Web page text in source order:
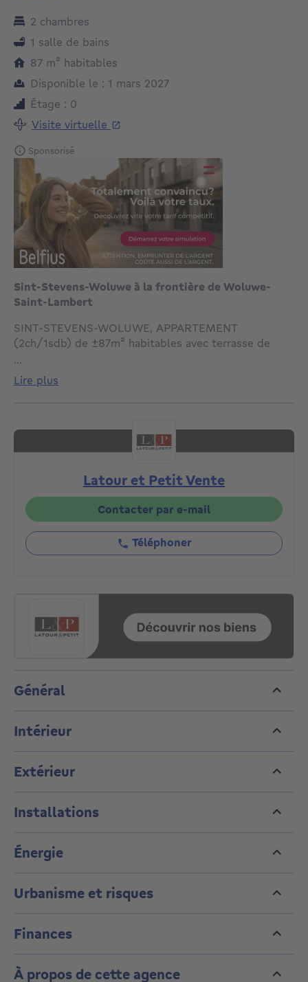
2 chambres
1 salle de bains
87 m² mètres carrés
habitables
Disponible le : 1 mars 2027
Étage : 0
Visite virtuelle
Sponsorisé
Sint-Stevens-Woluwe à la frontière de Woluwe-
Saint-Lambert
SINT-STEVENS-WOLUWE, APPARTEMENT
(2ch/1sdb) de ±87m² habitables avec terrasse de
Situé au 9ème et dernier étage, il se compose comme
suit : Hall d'entrée avec vestiaire et wc invité, séjour
de ±30m² avec cuisine super équipée avec porte vers
±15m² et une salle de douche (douche, lavabo, coin
buanderie). Cave et garage box (option obligatoire +
Electricité conforme. Inventaire amiante vierge
disponible. Chaudière commune au gaz condensation (
2016). Toiture rénovée et isolée ( 2025). Châssis en
aluminium double vitrage. Possibilité d'acquérir les
meubles également ! A découvrir sans plus tarder
chez Latour et Petit ! Lien vidéo :
investissement) - garage loué séparément.
...
lire plus
Latour et Petit Vente
Contacter par e-mail
Téléphoner
Général
Intérieur
Extérieur
Installations
Énergie
Urbanisme et risques
Finances
À propos de cette agence